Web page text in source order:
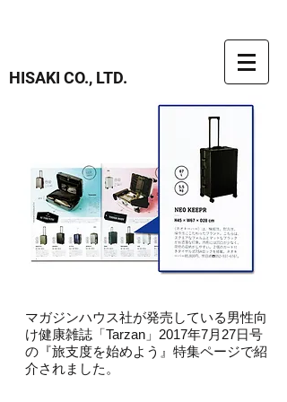
HISAKI CO., LTD.
マガジンハウス社が発売している男性向
け健康雑誌「Tarzan」2017年7月27日号
の『旅支度を始めよう』特集ページで紹
介されました。